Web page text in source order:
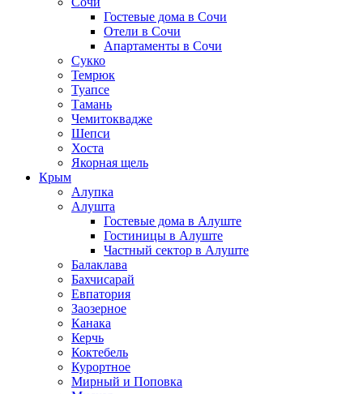
Гостевые дома в Сочи
Отели в Сочи
Апартаменты в Сочи
Сукко
Темрюк
Туапсе
Тамань
Чемитоквадже
Шепси
Хоста
Якорная щель
Крым
Алупка
Алушта
Гостевые дома в Алуште
Гостиницы в Алуште
Частный сектор в Алуште
Балаклава
Бахчисарай
Евпатория
Заозерное
Канака
Керчь
Коктебель
Курортное
Мирный и Поповка